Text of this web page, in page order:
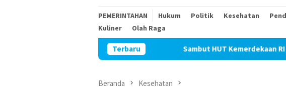
PEMERINTAHAN Hukum Politik Kesehatan
Kuliner
Olah Raga
TerbaruSambut HUT Kemerdekaan RI ke-81,
Beranda Kesehatan